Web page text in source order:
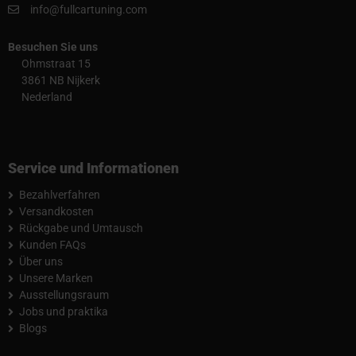
info@fullcartuning.com
Besuchen Sie uns
Ohmstraat 15
3861 NB Nijkerk
Nederland
Service und Informationen
Bezahlverfahren
Versandkosten
Rückgabe und Umtausch
Kunden FAQs
Über uns
Unsere Marken
Ausstellungsraum
Jobs und praktika
Blogs